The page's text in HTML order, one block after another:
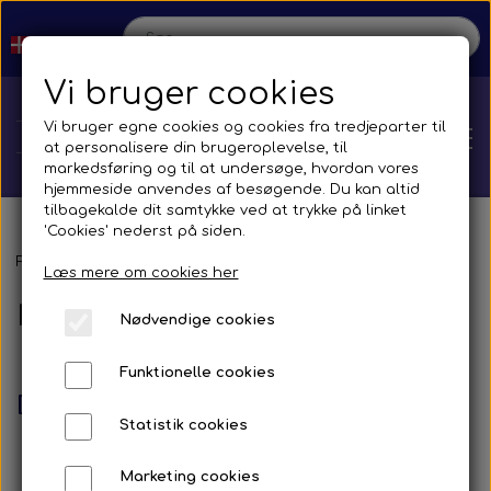
Hjem
Reservedele
Kontakt
Forside
Kataloger
Diverse kataloger
Vi bruger cookies
Vi bruger egne cookies og cookies fra tredjeparter til
at personalisere din brugeroplevelse, til
markedsføring og til at undersøge, hvordan vores
hjemmeside anvendes af besøgende. Du kan altid
tilbagekalde dit samtykke ved at trykke på linket
'Cookies' nederst på siden.
Læs mere om cookies her
Nødvendige cookies
Funktionelle cookies
Statistik cookies
Marketing cookies